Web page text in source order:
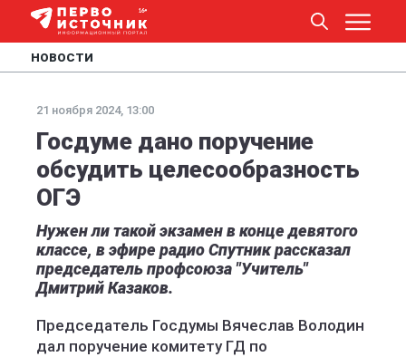
НОВОСТИ
21 ноября 2024, 13:00
Госдуме дано поручение
обсудить целесообразность
ОГЭ
Нужен ли такой экзамен в конце девятого
классе, в эфире радио Спутник рассказал
председатель профсоюза "Учитель"
Дмитрий Казаков.
Председатель Госдумы Вячеслав Володин
дал поручение комитету ГД по